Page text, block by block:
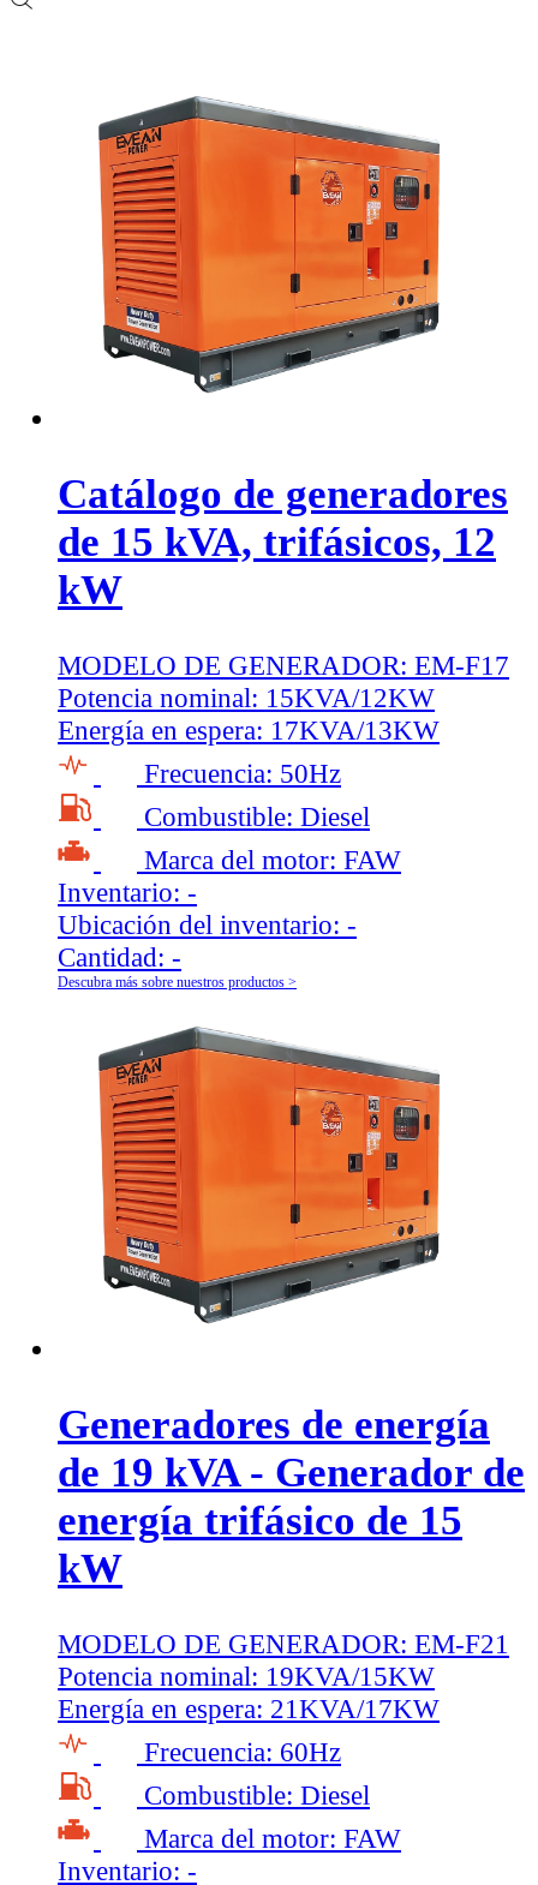
Catálogo de generadores
de 15 kVA, trifásicos, 12
kW
MODELO DE GENERADOR: EM-F17
Potencia nominal: 15KVA/12KW
Energía en espera: 17KVA/13KW
Frecuencia: 50Hz
Combustible: Diesel
Marca del motor: FAW
Inventario: -
Ubicación del inventario: -
Cantidad: -
Descubra más sobre nuestros productos >
Generadores de energía
de 19 kVA - Generador de
energía trifásico de 15
kW
MODELO DE GENERADOR: EM-F21
Potencia nominal: 19KVA/15KW
Energía en espera: 21KVA/17KW
Frecuencia: 60Hz
Combustible: Diesel
Marca del motor: FAW
Inventario: -